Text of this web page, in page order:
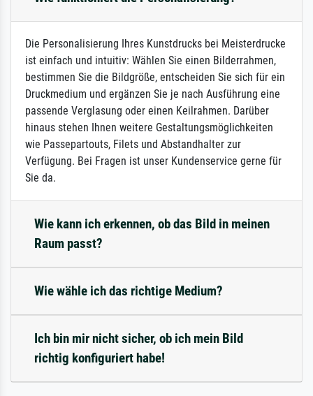
Die Personalisierung Ihres Kunstdrucks bei Meisterdrucke
ist einfach und intuitiv: Wählen Sie einen Bilderrahmen,
bestimmen Sie die Bildgröße, entscheiden Sie sich für ein
Druckmedium und ergänzen Sie je nach Ausführung eine
passende Verglasung oder einen Keilrahmen. Darüber
hinaus stehen Ihnen weitere Gestaltungsmöglichkeiten
wie Passepartouts, Filets und Abstandhalter zur
Verfügung. Bei Fragen ist unser Kundenservice gerne für
Sie da.
Wie kann ich erkennen, ob das Bild in meinen
Raum passt?
Wie wähle ich das richtige Medium?
Ich bin mir nicht sicher, ob ich mein Bild
richtig konfiguriert habe!